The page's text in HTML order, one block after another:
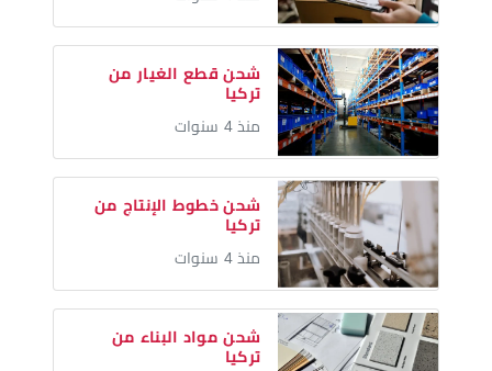
شحن قطع الغيار من
تركيا
منذ 4 سنوات
شحن خطوط الإنتاج من
تركيا
منذ 4 سنوات
شحن مواد البناء من
تركيا